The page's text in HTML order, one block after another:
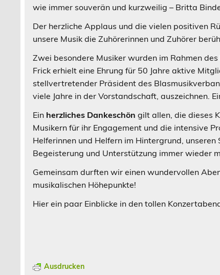
wie immer souverän und kurzweilig – Britta
Der herzliche Applaus und die vielen positiven
unsere Musik die Zuhörerinnen und Zuhörer
Zwei besondere Musiker wurden im Rahmen
Frick erhielt eine Ehrung für 50 Jahre aktive
stellvertretender Präsident des
viele Jahre in der Vorstandschaft, auszeichnen.
Ein herzliches Dankeschön gilt allen, die dieses
Musikern für ihr Engagement und die intensive
Helferinnen und Helfern im Hintergrund,
Begeisterung und Unterstützung immer wieder
Gemeinsam durften wir einen wundervollen
musikalischen Höhepunkte!
Hier ein paar Einblicke in den tollen
Ausdrucken